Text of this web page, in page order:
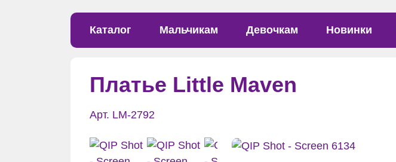
Каталог Мальчикам Девочкам Новинки
Платье Little Maven
Арт. LM-2792